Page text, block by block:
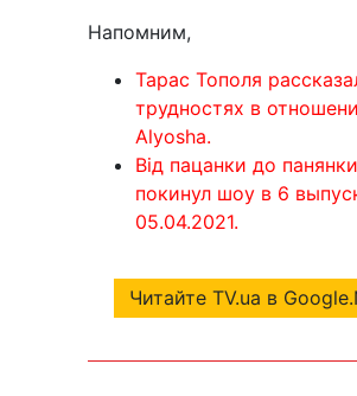
Напомним,
Тарас Тополя
трудностях в
Alyosha.
Від пацанки до
покинул шоу в 6
05.04.2021.
Читайте TV.ua в